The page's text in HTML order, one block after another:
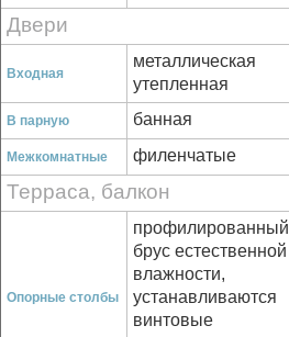
Двери
Входная
металлическая
утепленная
В парную банная
Межкомнатные филенчатые
Терраса, балкон
Опорные столбы
профилированный
брус естественной
влажности,
устанавливаются
винтовые